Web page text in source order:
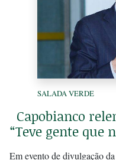
SALADA VERDE
Capobianco
“Teve gente que
Em evento de divulgação